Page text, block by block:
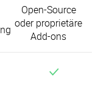
Open-Source
oder proprietäre
Add-ons